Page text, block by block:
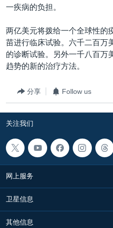
到
欧洲
非洲
美洲
全球议题
科教·文娱·体健
军事
劳工
环境
白宫要闻
国会报道
美中关系
美国建国250周年
南中国海争端
关注新疆
VOA视频
VOA今日焦点
中文广播
关注我们
其他语言网站
一疾病的负担。
两亿美元将拨给一个全球性的
苗进行临床试验。六千二百万
的诊断试验。另外一千八百万
趋势的新的治疗方法。
分享 Follow us
关注我们
网上服务
卫星信息
其他信息